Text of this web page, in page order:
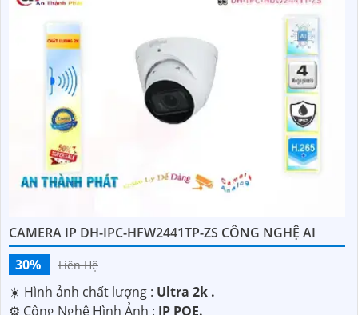
CAMERA IP DH-IPC-HFW2441TP-ZS CÔNG NGHỆ AI
30%
Liên Hệ
☀️ Hình ảnh chất lượng : Ultra 2k .
⚙ Công Nghệ Hình Ảnh : IP POE.